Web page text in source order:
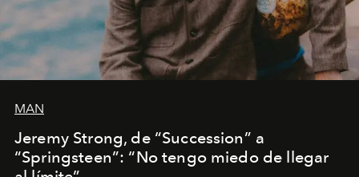
MAN
Jeremy Strong, de “Succession” a
“Springsteen”: “No tengo miedo de llegar